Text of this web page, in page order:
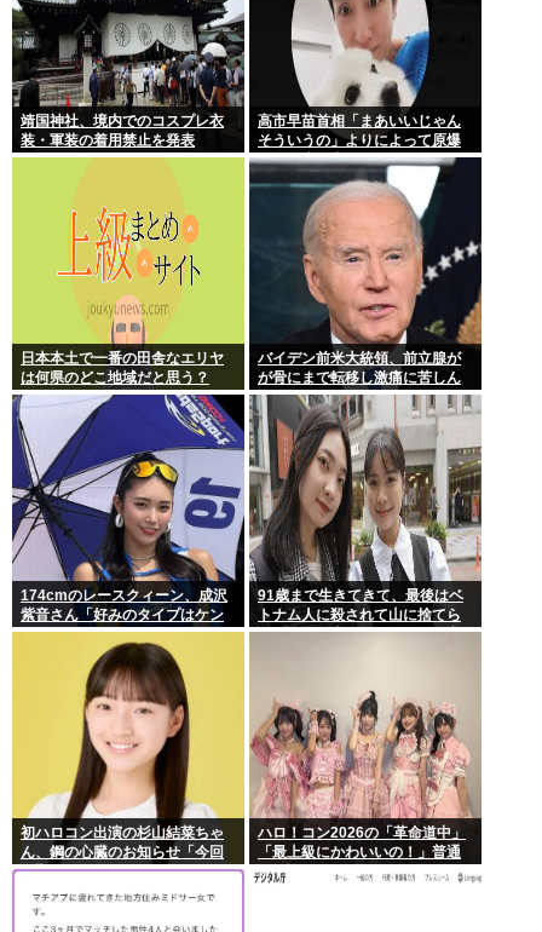
靖国神社、境内でのコスプレ衣
装・軍装の着用禁止を発表
高市早苗首相「まあいいじゃん
そういうの」よりによって原爆
の日に歯医者に行ってたことが
発覚し批判が殺到大炎上
日本本土で一番の田舎なエリヤ
は何県のどこ地域だと思う？
バイデン前米大統領、前立腺が
が骨にまで転移し激痛に苦しん
でるもよう
174cmのレースクィーン、成沢
紫音さん「好みのタイプはケン
モメン」
91歳まで生きてきて、最後はベ
トナム人に殺されて山に捨てら
れるって日本終わってんだろ高
初ハロコン出演の杉山結菜ちゃ
ん、鋼の心臓のお知らせ「今回
も緊張してません」
ハロ！コン2026の「革命道中」
「最上級にかわいいの！」普通
に好評wwwww